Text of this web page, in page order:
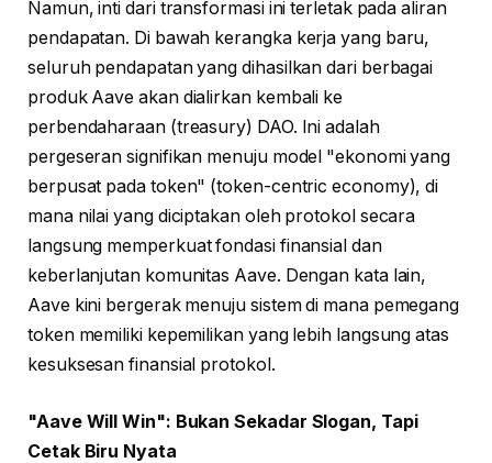
Namun, inti dari transformasi ini terletak pada aliran
pendapatan. Di bawah kerangka kerja yang baru,
seluruh pendapatan yang dihasilkan dari berbagai
produk Aave akan dialirkan kembali ke
perbendaharaan (treasury) DAO. Ini adalah
pergeseran signifikan menuju model "ekonomi yang
berpusat pada token" (token-centric economy), di
mana nilai yang diciptakan oleh protokol secara
langsung memperkuat fondasi finansial dan
keberlanjutan komunitas Aave. Dengan kata lain,
Aave kini bergerak menuju sistem di mana pemegang
token memiliki kepemilikan yang lebih langsung atas
kesuksesan finansial protokol.
"Aave Will Win": Bukan Sekadar Slogan, Tapi
Cetak Biru Nyata